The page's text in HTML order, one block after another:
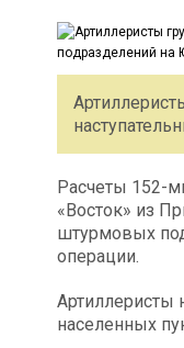
Расчеты 152-
«Восток» из
штурмовых
операции.
населенных